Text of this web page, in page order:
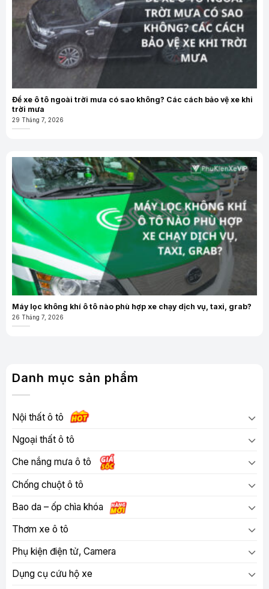
Để xe ô tô ngoài trời mưa có sao không? Các cách bảo vệ xe khi
trời mưa
29 Tháng 7, 2026
Máy lọc không khí ô tô nào phù hợp xe chạy dịch vụ, taxi, grab?
26 Tháng 7, 2026
Danh mục sản phẩm
Nội thất ô tô
Ngoại thất ô tô
Che nắng mưa ô tô
Chống chuột ô tô
Bao da – ốp chìa khóa
Thơm xe ô tô
Phụ kiện điện tử, Camera
Dụng cụ cứu hộ xe